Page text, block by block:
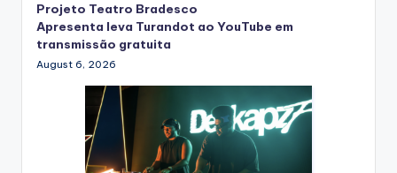
Projeto Teatro Bradesco
Apresenta leva Turandot ao YouTube em
transmissão gratuita
August 6, 2026